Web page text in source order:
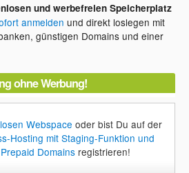
und werbefreien Speicherplatz
anmelden und direkt loslegen mit
günstigen Domains und einer
ohne Werbung!
Webspace oder bist Du auf der
Hosting mit Staging-Funktion und
Prepaid Domains registrieren!